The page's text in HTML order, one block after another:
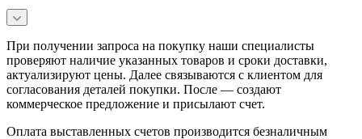
При получении запроса на покупку наши специалисты
проверяют наличие указанных товаров и сроки доставки,
актуализируют цены. Далее связываются с клиентом для
согласования деталей покупки. После — создают
коммерческое предложение и присылают счет.
Оплата выставленных счетов производится безналичным